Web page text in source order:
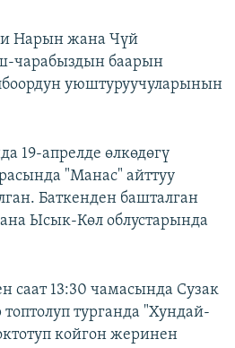
Нарын жана Чүй
чарабыздын баарын
уюштуруучуларынын
19-апрелде өлкөдөгү
"Манас" айттуу
Баткенден башталган
Ысык-Көл облустарында
саат 13:30 чамасында Сузак
турганда "Хундай-
койгон жеринен